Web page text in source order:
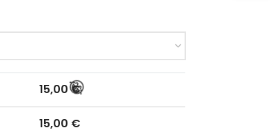
15,00€
15,00 €